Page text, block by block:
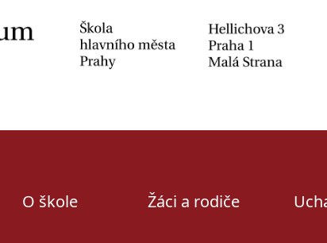
O škole Žáci a rodiče